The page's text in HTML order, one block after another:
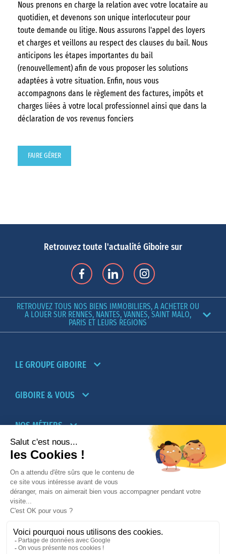
Nous prenons en charge la relation avec votre locataire au
quotidien, et devenons son unique interlocuteur pour
toute demande ou litige. Nous assurons l'appel des loyers
et charges et veillons au respect des clauses du bail. Nous
anticipons les étapes importantes du bail
(renouvellement) afin de vous proposer les solutions
adaptées à votre situation. Enfin, nous vous
accompagnons dans le règlement des factures, impôts et
charges liées à votre local professionnel ainsi que dans la
déclaration de vos revenus fonciers
FAIRE GÉRER
Retrouvez toute l'actualité Giboire sur
RETROUVEZ TOUS NOS BIENS IMMOBILIERS, A ACHETER OU
A LOUER SUR RENNES, NANTES, VANNES, SAINT MALO,
PARIS ET LEURS REGIONS
LE GROUPE GIBOIRE
GIBOIRE & VOUS
NOS MÉTIERS
PARTENAIRES
NOTRE RÉSEAU D’AGENCES TRANSACTION-
LOCATION
PROMOTION IMMOBILIÈRE ET AMÉNAGEMENT